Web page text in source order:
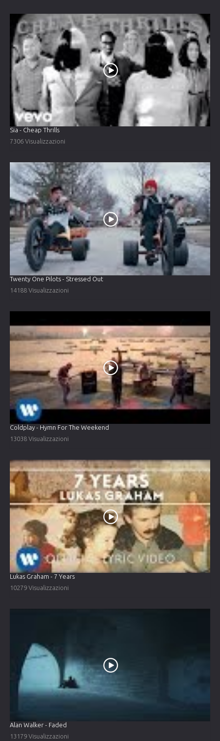
Sia - Cheap Thrills
7306 Visualizzazioni
Twenty One Pilots - Stressed Out
14188 Visualizzazioni
Coldplay - Hymn For The Weekend
13038 Visualizzazioni
Lukas Graham - 7 Years
10279 Visualizzazioni
Alan Walker - Faded
13179 Visualizzazioni